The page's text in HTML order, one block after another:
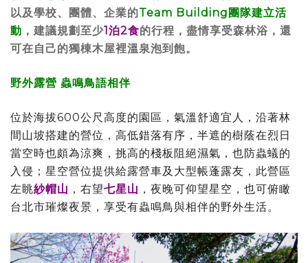
以及學校、團體、企業的Team Building團隊建立活
動 ，建議規劃至少1泊2食的行程，盡情享受森林浴，還
可在自己的獨棟木屋裡溫泉泡到飽。
野外露營 蟲鳴鳥語相伴
位於海拔600公尺高度的園區，氣溫舒適宜人，沿著林
間山坡搭建的營位，高低錯落有序，半遮的樹蔭在烈日
當空時也頗為涼爽，挑高的棧板阻絕濕氣，也防蟲蟻的
入侵；星空營位提供給露營車及大型帳蓬露友，此營區
左眺紗帽山 ，右望七星山 ，夜晚可仰望星空，也可俯瞰
台北市璀燦夜景，享受有蟲鳴鳥與相伴的野外生活。